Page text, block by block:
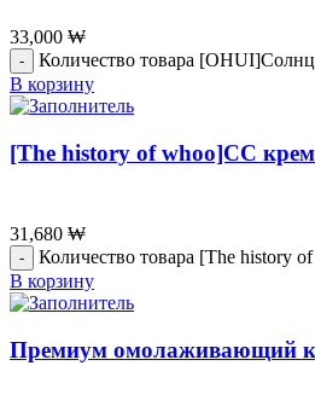
33,000 ₩
Количество товара
В корзину
[The history of whoo]СС
31,680 ₩
Количество товара [The history
В корзину
Премиум омолаживающий